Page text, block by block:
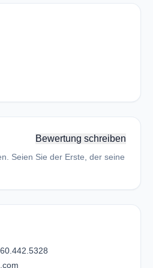
Bewertung schreiben
Seien Sie der Erste, der seine